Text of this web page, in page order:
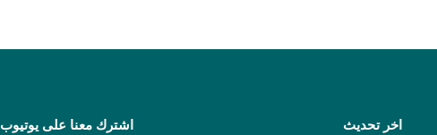
اخر تحديث اشترك معنا على يوتيوب